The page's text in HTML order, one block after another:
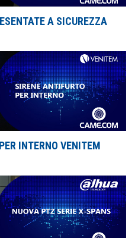
A SICUREZZA
INTERNO VENITEM